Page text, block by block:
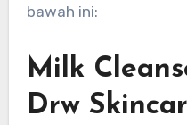
bawah ini:
Milk
Drw